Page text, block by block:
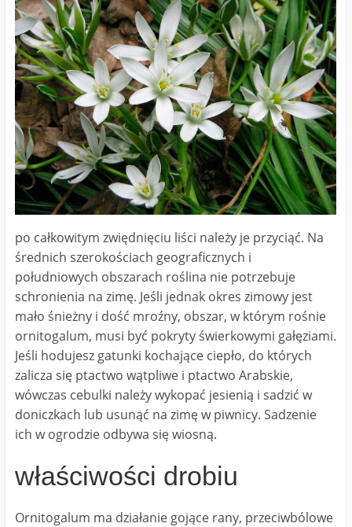
po całkowitym zwiędnięciu liści należy je przyciąć. Na
średnich szerokościach geograficznych i
południowych obszarach roślina nie potrzebuje
schronienia na zimę. Jeśli jednak okres zimowy jest
mało śnieżny i dość mroźny, obszar, w którym rośnie
ornitogalum, musi być pokryty świerkowymi gałęziami.
Jeśli hodujesz gatunki kochające ciepło, do których
zalicza się ptactwo wątpliwe i ptactwo Arabskie,
wówczas cebulki należy wykopać jesienią i sadzić w
doniczkach lub usunąć na zimę w piwnicy. Sadzenie
ich w ogrodzie odbywa się wiosną.
właściwości drobiu
Ornitogalum ma działanie gojące rany, przeciwbólowe